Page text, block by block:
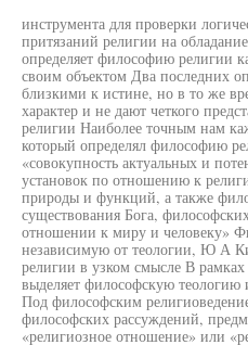
инструмента для проверки
притязаний религии на
определяет философию
своим объектом Два последних
близкими к истине, но в то же
характер и не дают четкого
религии Наиболее точным нам
который определял философию
«совокупность актуальных и
установок по отношению к
природы и функций, а также
существования Бога,
отношении к миру и человеку»
независимую от теологии, Ю А
религии в узком смысле В
выделяет философскую теологию
Под философским
философских рассуждений,
«религиозное отношение» или